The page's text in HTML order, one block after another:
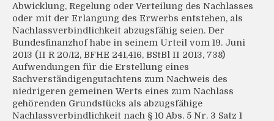
Abwicklung, Regelung oder Verteilung des Nachlasses
oder mit der Erlangung des Erwerbs entstehen, als
Nachlassverbindlichkeit abzugsfähig seien. Der
Bundesfinanzhof habe in seinem Urteil vom 19. Juni
2013 (II R 20/12, BFHE 241,416, BStBl II 2013, 738)
Aufwendungen für die Erstellung eines
Sachverständigengutachtens zum Nachweis des
niedrigeren gemeinen Werts eines zum Nachlass
gehörenden Grundstücks als abzugsfähige
Nachlassverbindlichkeit nach § 10 Abs. 5 Nr. 3 Satz 1